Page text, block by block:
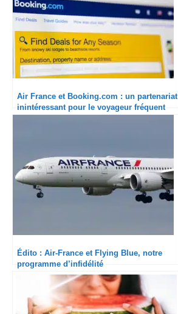
Air France et Booking.com : un partenariat
inintéressant pour le voyageur fréquent
Édito : Air-France et Flying Blue, notre
programme d’infidélité